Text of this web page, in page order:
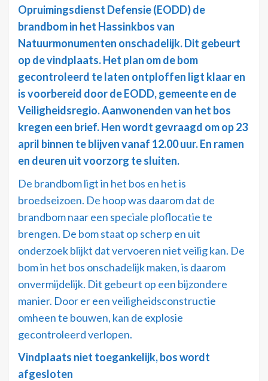
Opruimingsdienst Defensie (EODD) de
brandbom in het Hassinkbos van
Natuurmonumenten onschadelijk. Dit gebeurt
op de vindplaats. Het plan om de bom
gecontroleerd te laten ontploffen ligt klaar en
is voorbereid door de EODD, gemeente en de
Veiligheidsregio. Aanwonenden van het bos
kregen een brief. Hen wordt gevraagd om op 23
april binnen te blijven vanaf 12.00 uur. En ramen
en deuren uit voorzorg te sluiten.
De brandbom ligt in het bos en het is
broedseizoen. De hoop was daarom dat de
brandbom naar een speciale ploflocatie te
brengen. De bom staat op scherp en uit
onderzoek blijkt dat vervoeren niet veilig kan. De
bom in het bos onschadelijk maken, is daarom
onvermijdelijk. Dit gebeurt op een bijzondere
manier. Door er een veiligheidsconstructie
omheen te bouwen, kan de explosie
gecontroleerd verlopen.
Vindplaats niet toegankelijk, bos wordt
afgesloten